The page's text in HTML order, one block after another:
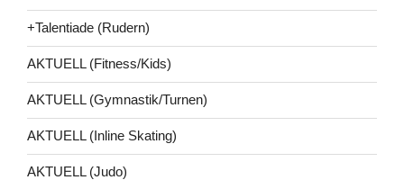
+Talentiade (Rudern)
AKTUELL (Fitness/Kids)
AKTUELL (Gymnastik/Turnen)
AKTUELL (Inline Skating)
AKTUELL (Judo)